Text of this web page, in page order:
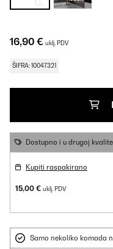
16,90 € uklj. PDV
ŠIFRA: 10047321
Dostupno i u drugoj
Kupiti raspakirano
15,00 € uklj. PDV
Samo nekoliko komada